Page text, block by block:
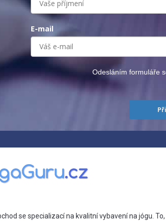
E-mail
Odesláním formuláře
se specializací na kvalitní vybavení na jógu. To,